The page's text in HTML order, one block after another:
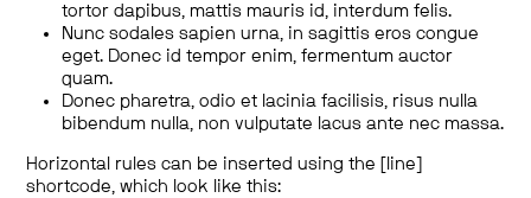
tortor dapibus, mattis mauris id, interdum felis.
Nunc sodales sapien urna, in sagittis eros congue
eget. Donec id tempor enim, fermentum auctor
quam.
Donec pharetra, odio et lacinia facilisis, risus nulla
bibendum nulla, non vulputate lacus ante nec massa.
Horizontal rules can be inserted using the [line]
shortcode, which look like this: